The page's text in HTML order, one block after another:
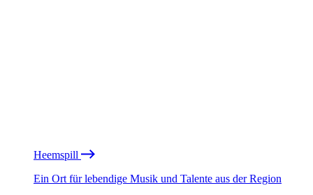
Heemspill
Ein Ort für lebendige Musik und Talente aus der Region